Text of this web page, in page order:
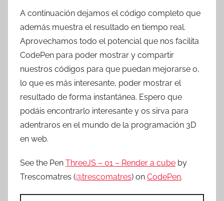
o
m
a
t
r
e
s
A continuación dejamos el código completo que
además muestra el resultado en tiempo real.
Aprovechamos todo el potencial que nos facilita
CodePen para poder mostrar y compartir
nuestros códigos para que puedan mejorarse o,
lo que es más interesante, poder mostrar el
resultado de forma instantánea. Espero que
podáis encontrarlo interesante y os sirva para
adentraros en el mundo de la programación 3D
en web.
See the Pen ThreeJS – 01 – Render a cube by
Trescomatres (@trescomatres) on CodePen.